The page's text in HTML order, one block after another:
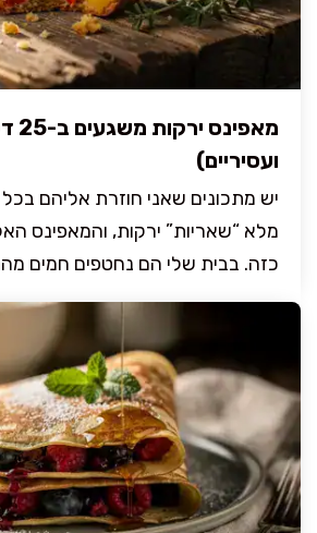
ועסיריים)
יש מתכונים שאני חוזרת אליהם
מלא “שאריות” ירקות, והמאפינס
כזה. בבית שלי הם נחטפים חמים